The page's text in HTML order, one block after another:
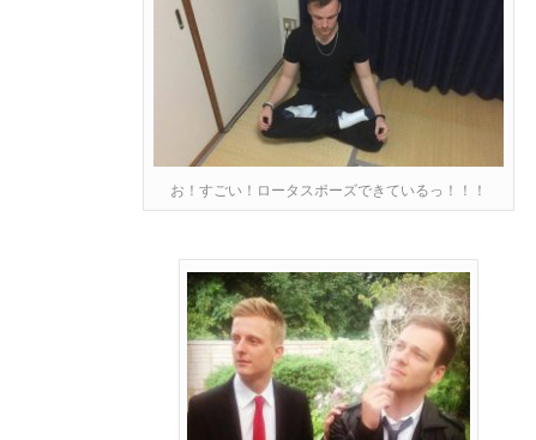
お！すごい！ロータスポーズできているっ！！！